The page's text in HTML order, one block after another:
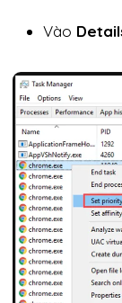
Vào